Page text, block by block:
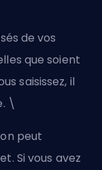
de vos
que soient
saisissez, il
\
peut
Si vous avez